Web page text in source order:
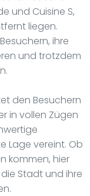
und Cuisine S,
liegen.
ihre
und trotzdem
den Besuchern
in vollen Zügen
Lage vereint. Ob
kommen, hier
Stadt und ihre